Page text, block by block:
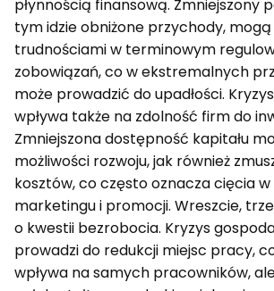
płynnością finansową. Zmniejszony
tym idzie obniżone przychody,
trudnościami w terminowym
zobowiązań, co w ekstremalnych
może prowadzić do upadłości.
wpływa także na zdolność firm do
Zmniejszona dostępność kapitału
możliwości rozwoju, jak również
kosztów, co często oznacza cięcia
marketingu i promocji. Wreszcie,
o kwestii bezrobocia. Kryzys
prowadzi do redukcji miejsc pracy,
wpływa na samych pracowników,